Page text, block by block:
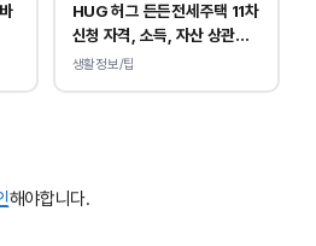
HUG 허그 든든전세주택 11차
신청 자격, 소득, 자산 상관없
이 가능합니다.
생활정보/팁
해야합니다.